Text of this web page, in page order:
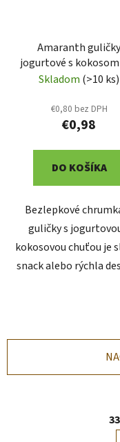
Amaranth guličky
jogurtové s
Skladom (>10 ks)
€0,80 bez DPH
€0,98
DO KOŠÍKA
Bezlepkové
guličky s
kokosovou chuťou je
snack alebo rýchla
33